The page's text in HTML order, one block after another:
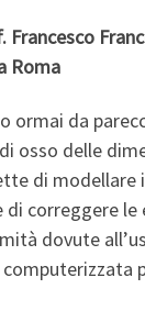
Francesco
Roma
ormai da
osso delle
di modellare
di correggere le
dovute